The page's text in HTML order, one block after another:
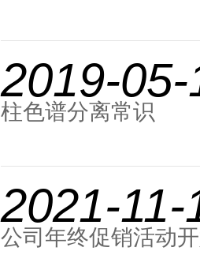
2019-05-
柱色谱分离常识
2021-11-
公司年终促销活动